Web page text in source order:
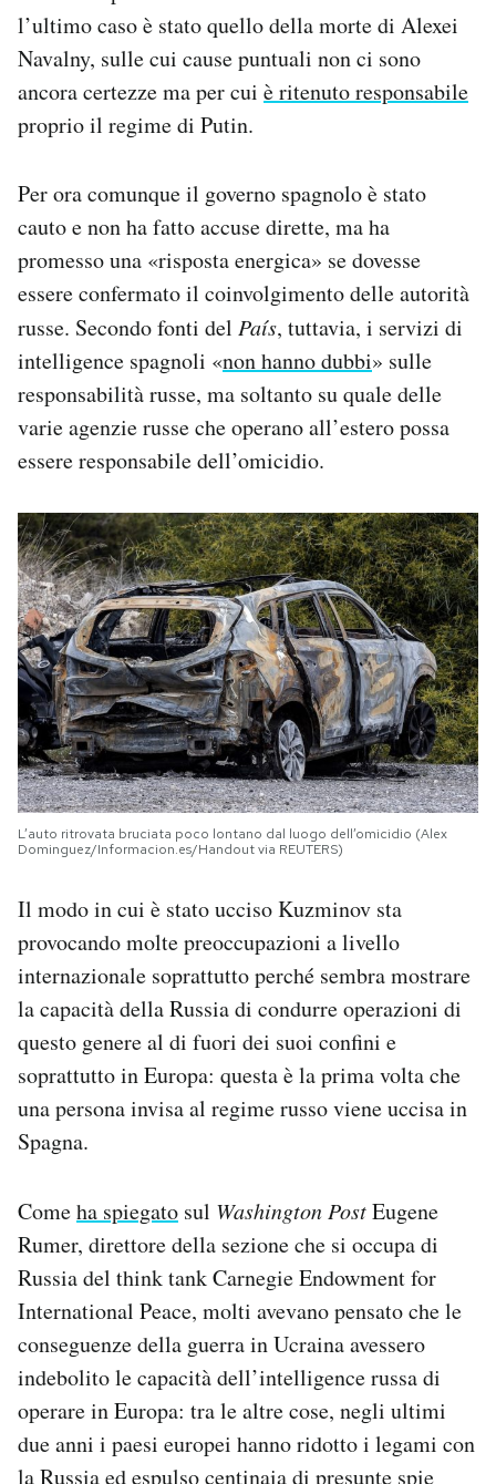
l’ultimo caso è stato quello della morte di Alexei
Navalny, sulle cui cause puntuali non ci sono
ancora certezze ma per cui è ritenuto responsabile
proprio il regime di Putin.
Per ora comunque il governo spagnolo è stato
cauto e non ha fatto accuse dirette, ma ha
promesso una «risposta energica» se dovesse
essere confermato il coinvolgimento delle autorità
russe. Secondo fonti del País, tuttavia, i servizi di
intelligence spagnoli «non hanno dubbi» sulle
responsabilità russe, ma soltanto su quale delle
varie agenzie russe che operano all’estero possa
essere responsabile dell’omicidio.
L’auto ritrovata bruciata poco lontano dal luogo dell’omicidio (Alex
Dominguez/Informacion.es/Handout via REUTERS)
Il modo in cui è stato ucciso Kuzminov sta
provocando molte preoccupazioni a livello
internazionale soprattutto perché sembra mostrare
la capacità della Russia di condurre operazioni di
questo genere al di fuori dei suoi confini e
soprattutto in Europa: questa è la prima volta che
una persona invisa al regime russo viene uccisa in
Spagna.
Comeha spiegato sul Washington PostEugene
Rumer, direttore della sezione che si occupa di
Russia del think tank Carnegie Endowment for
International Peace, molti avevano pensato che le
conseguenze della guerra in Ucraina avessero
indebolito le capacità dell’intelligence russa di
operare in Europa: tra le altre cose, negli ultimi
due anni i paesi europei hanno ridotto i legami con
la Russia ed espulso centinaia di presunte spie